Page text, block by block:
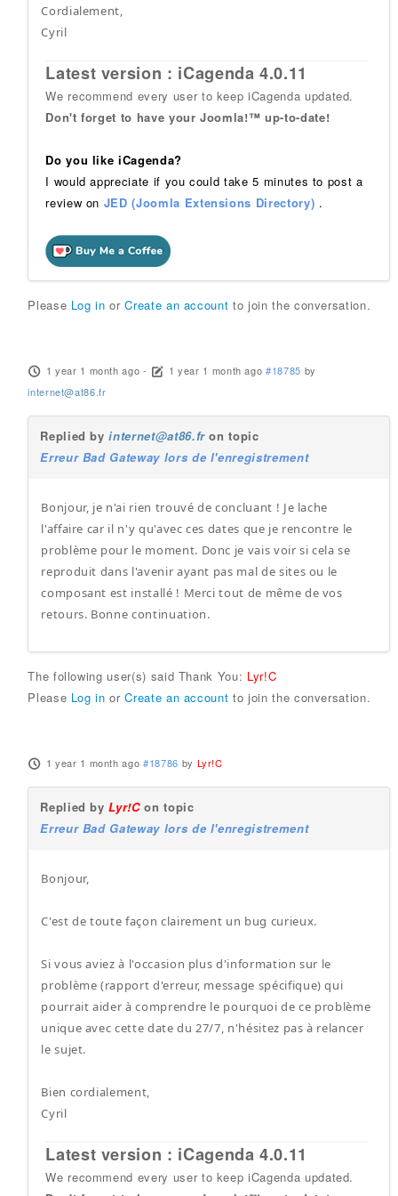
Cordialement,
Cyril
Latest version : iCagenda 4.0.11
We recommend every user to keep iCagenda updated.
Don't forget to have your Joomla!™ up-to-date!
Do you like iCagenda?
I would appreciate if you could take 5 minutes to post a
review on JED (Joomla Extensions Directory) .
Please Log in orCreate an account to join the conversation.
1 year 1 month ago - 1 year 1 month ago #18785 by
internet@at86.fr
Replied byinternet@at86.fron topic
Erreur Bad Gateway lors de l'enregistrement
Bonjour, je n'ai rien trouvé de concluant ! Je lache
l'affaire car il n'y qu'avec ces dates que je rencontre le
problème pour le moment. Donc je vais voir si cela se
reproduit dans l'avenir ayant pas mal de sites ou le
composant est installé ! Merci tout de même de vos
retours. Bonne continuation.
The following user(s) said Thank You: Lyr!C
Please Log in orCreate an account to join the conversation.
1 year 1 month ago #18786 by Lyr!C
Replied byLyr!Con topic
Erreur Bad Gateway lors de l'enregistrement
Bonjour,
C'est de toute façon clairement un bug curieux.
Si vous aviez à l'occasion plus d'information sur le
problème (rapport d'erreur, message spécifique) qui
pourrait aider à comprendre le pourquoi de ce problème
unique avec cette date du 27/7, n'hésitez pas à relancer
le sujet.
Bien cordialement,
Cyril
Latest version : iCagenda 4.0.11
We recommend every user to keep iCagenda updated.